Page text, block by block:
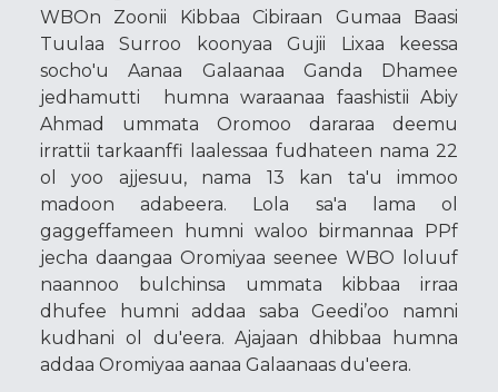
WBOn Zoonii Kibbaa Cibiraan Gumaa Baasi
Tuulaa Surroo koonyaa Gujii Lixaa keessa
socho'u Aanaa Galaanaa Ganda Dhamee
jedhamutti humna waraanaa faashistii Abiy
Ahmad ummata Oromoo dararaa deemu
irrattii tarkaanffi laalessaa fudhateen nama 22
ol yoo ajjesuu, nama 13 kan ta'u immoo
madoon adabeera. Lola sa'a lama ol
gaggeffameen humni waloo birmannaa PPf
jecha daangaa Oromiyaa seenee WBO loluuf
naannoo bulchinsa ummata kibbaa irraa
dhufee humni addaa saba Geedi’oo namni
kudhani ol du'eera. Ajajaan dhibbaa humna
addaa Oromiyaa aanaa Galaanaas du'eera.